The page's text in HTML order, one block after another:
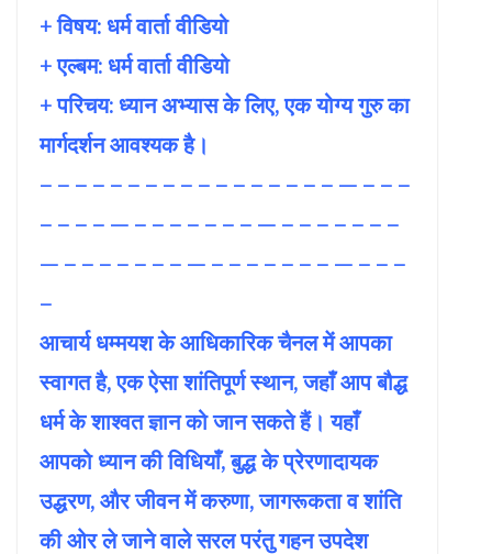
+ विषय: धर्म वार्ता वीडियो
+ एल्बम: धर्म वार्ता वीडियो
+ परिचय: ध्यान अभ्यास के लिए, एक योग्य गुरु का
मार्गदर्शन आवश्यक है।
– – – – – – – – – – – – – – – – – — – – –
– – – – — – – – – – – – — – – – – – – –
— – – – – – – – — – – – – – – – — – – –
–
आचार्य धम्मयश के आधिकारिक चैनल में आपका
स्वागत है, एक ऐसा शांतिपूर्ण स्थान, जहाँ आप बौद्ध
धर्म के शाश्वत ज्ञान को जान सकते हैं। यहाँ
आपको ध्यान की विधियाँ, बुद्ध के प्रेरणादायक
उद्धरण, और जीवन में करुणा, जागरूकता व शांति
की ओर ले जाने वाले सरल परंतु गहन उपदेश